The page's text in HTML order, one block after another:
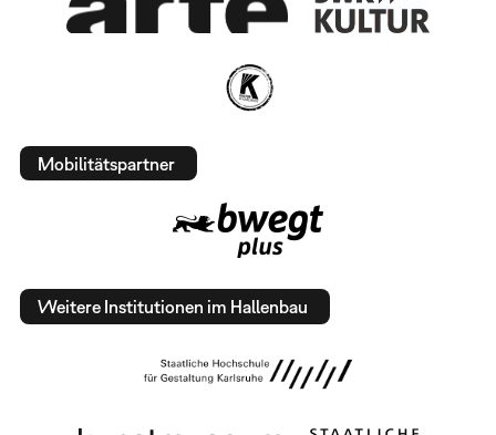
Mobilitätspartner
Weitere Institutionen im Hallenbau